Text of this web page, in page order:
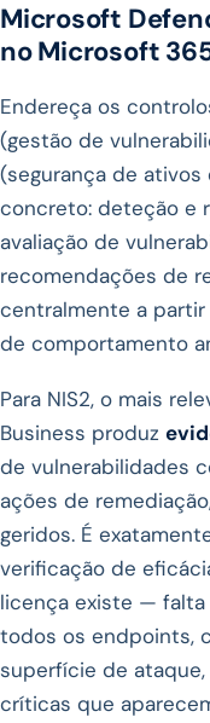
Microsoft
no Microsoft
Endereça os
(gestão de
(segurança de ativos
concreto: deteção e
avaliação de
recomendações de
centralmente a partir
de comportamento
Para NIS2, o mais
Business produz
de vulnerabilidades
ações de
geridos. É
verificação de
licença existe — falta
todos os endpoints,
superfície de
críticas que